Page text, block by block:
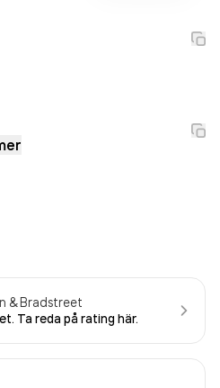
& Bradstreet
Ta reda på rating här.